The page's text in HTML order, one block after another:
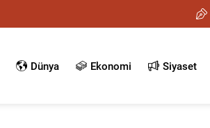
Dünya Ekonomi Siyaset